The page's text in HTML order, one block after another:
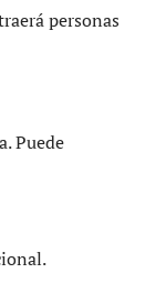
personas
Puede